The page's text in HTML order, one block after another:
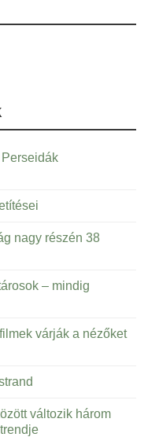
nagy részén 38
– mindig
várják a nézőket
változik három